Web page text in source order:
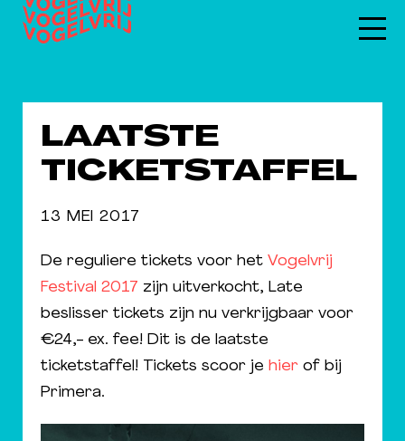
LAATSTE
TICKETSTAFFEL
13 MEI 2017
De reguliere tickets voor het Vogelvrij
Festival 2017 zijn uitverkocht, Late
beslisser tickets zijn nu verkrijgbaar voor
€24,- ex. fee! Dit is de laatste
ticketstaffel! Tickets scoor je hier of bij
Primera.